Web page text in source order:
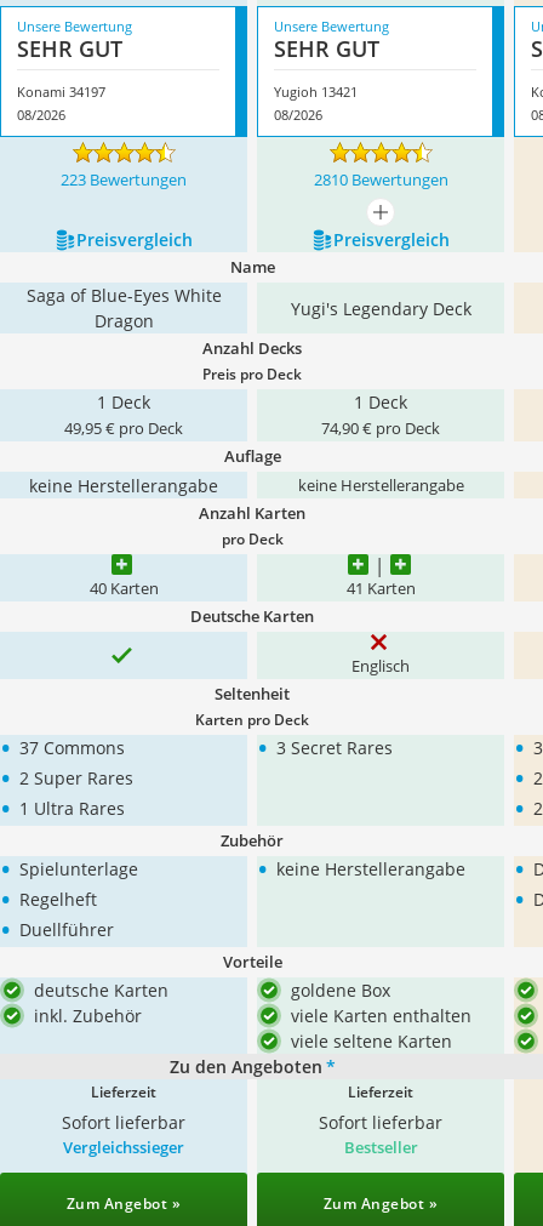
Unsere Bewertung
SEHR GUT
Konami 34197
08/2026
Unsere Bewertung
SEHR GUT
Yugioh 13421
08/2026
223 Bewertungen 2810 Bewertungen
mehr anzeigen
Preis­vergleich
Preis­vergleich
Name
Saga of Blue-Eyes White
Dragon
Yugi's Legendary Deck
Anzahl Decks
Preis pro Deck
1 Deck
49,95 € pro Deck
1 Deck
74,90 € pro Deck
Auflage
keine Herstellerangabe keine Herstellerangabe
Anzahl Karten
pro Deck
40 Karten 41 Karten
Deutsche Karten
Englisch
Seltenheit
Karten pro Deck
• 37 Commons
• 2 Super Rares
• 1 Ultra Rares
• 3 Secret Rares •
•
•
Zubehör
• Spielunterlage
• Regelheft
• Duellführer
• keine Herstellerangabe •
•
Vorteile
deutsche Karten
inkl. Zubehör
goldene Box
viele Karten enthalten
viele seltene Karten
Zu den Angeboten *
Lieferzeit
Sofort lieferbar
Lieferzeit
Sofort lieferbar
Vergleichssieger
Zum Angebot »
Bestseller
Zum Angebot »